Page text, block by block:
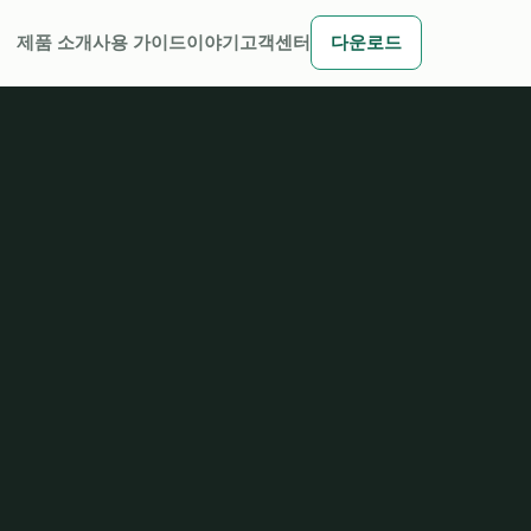
제품 소개사용 가이드이야기 고객센터 다운로드